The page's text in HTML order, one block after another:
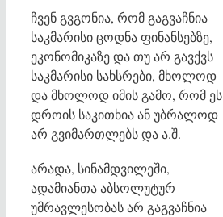
ჩვენ გვგონია, რომ გაგვაჩნია
საკმარისი ცოდნა ფინანსებზე,
ეკონომიკაზე და თუ არ გავქვს
საკმარისი სახსრები, მხოლოდ
და მხოლოდ იმის გამო, რომ ეს
დროის საკითხია ან უბრალოდ
არ გვიმართლებს და ა.შ.
არადა, სინამდვილეში,
ადამიანთა აბსოლუტურ
უმრავლესობას არ გაგვაჩნია